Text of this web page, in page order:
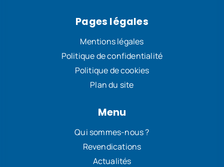
Pages légales
Mentions légales
Politique de confidentialité
Politique de cookies
Plan du site
Menu
Qui sommes-nous ?
Revendications
Actualités